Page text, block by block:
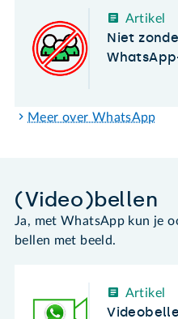
Artikel
Niet
Meer over WhatsApp
(Video)bellen
Ja, met WhatsApp kun je
bellen met beeld.
Artikel